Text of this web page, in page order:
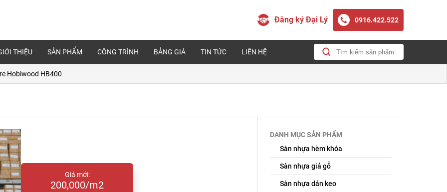
Đăng ký Đại Lý 0916.422.522
THIỆU SẢN PHẨM CÔNG TRÌNH BẢNG GIÁ TIN TỨC LIÊN HỆ
Hobiwood HB400
Giá mới:
200,000/m2
DANH MỤC SẢN PHẨM
Sàn nhựa hèm khóa
Sàn nhựa giả gỗ
Sàn nhựa dán keo